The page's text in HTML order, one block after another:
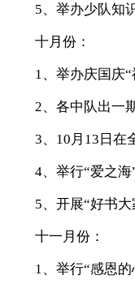
5、举办少队知
十月份：
1、举办庆国庆“
2、各中队出一
3、10月13日在
4、举行“爱之海
5、开展“好书大
十一月份：
1、举行“感恩的